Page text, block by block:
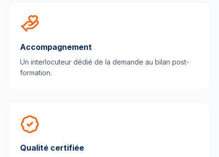
Accompagnement
Un interlocuteur dédié de la demande au bilan post-
formation.
Qualité certifiée